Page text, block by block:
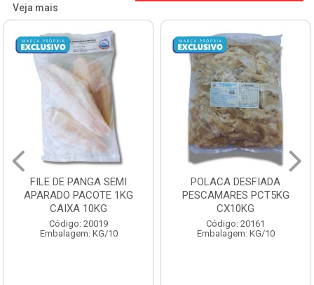
Veja mais
FILE DE PANGA SEMI
APARADO PACOTE 1KG
CAIXA 10KG
Código: 20019
Embalagem: KG/10
POLACA DESFIADA
PESCAMARES PCT5KG
CX10KG
Código: 20161
Embalagem: KG/10